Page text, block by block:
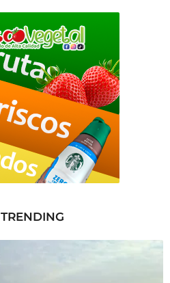
TRENDING